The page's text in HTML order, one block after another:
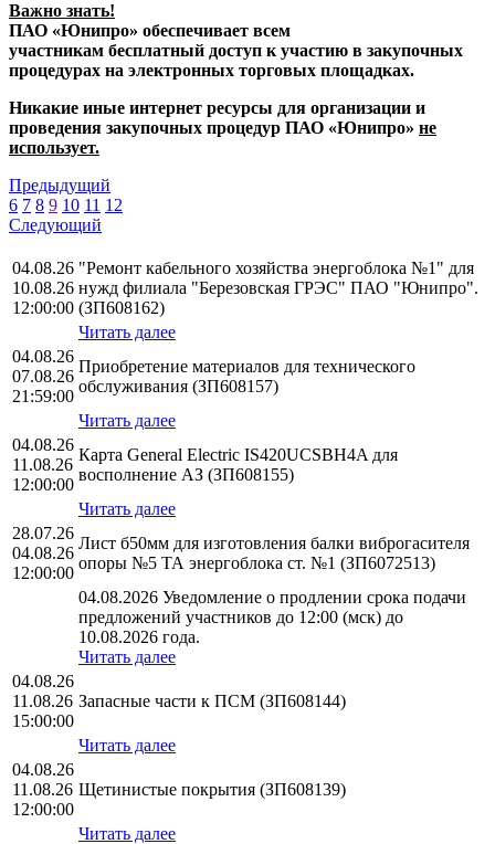
Важно знать!
ПАО «Юнипро» обеспечивает всем
участникам бесплатный доступ к участию в закупочных
процедурах на электронных торговых площадках.
Никакие иные интернет ресурсы для организации и
проведения закупочных процедур ПАО «Юнипро» не
использует.
Предыдущий
6 7 8 9 10 11 12
Следующий
04.08.26
10.08.26
12:00:00
"Ремонт кабельного хозяйства энергоблока №1" для
нужд филиала "Березовская ГРЭС" ПАО "Юнипро".
(ЗП608162)
Читать далее
04.08.26
07.08.26
21:59:00
Приобретение материалов для технического
обслуживания (ЗП608157)
Читать далее
04.08.26
11.08.26
12:00:00
Карта General Electric IS420UCSBH4A для
восполнение АЗ (ЗП608155)
Читать далее
28.07.26
04.08.26
12:00:00
Лист б50мм для изготовления балки виброгасителя
опоры №5 ТА энергоблока ст. №1 (ЗП6072513)
04.08.2026 Уведомление о продлении срока подачи
предложений участников до 12:00 (мск) до
10.08.2026 года.
Читать далее
04.08.26
11.08.26
15:00:00
Запасные части к ПСМ (ЗП608144)
Читать далее
04.08.26
11.08.26
12:00:00
Щетинистые покрытия (ЗП608139)
Читать далее